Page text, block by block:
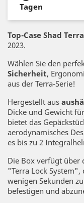
Tagen
Top-Case Shad
2023.
Wählen Sie den
Sicherheit,
aus der Terra-Serie!
Hergestellt aus
Dicke und Gewicht
bietet das
aerodynamisches
es bis zu 2
Die Box verfügt über
"Terra Lock
wenigen Sekunden
befestigen und